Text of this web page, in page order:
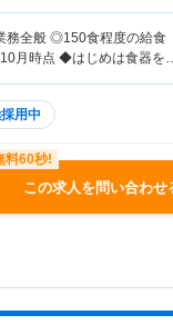
務全般 ◎150食程度の給
月時点 ◆はじめは食器を
用中
この求人を問い合わせ